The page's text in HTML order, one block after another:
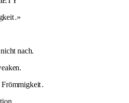
.»
nach.
Frömmigkeit.